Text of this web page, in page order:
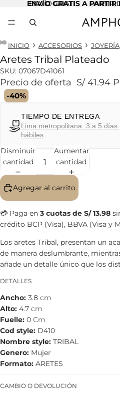
ENVÍO GRATIS A PARTIR
ENVÍO GRATIS A PARTIR
INICIO ACCESORIOS JOYERÍA
Abrir
imagen
a
pantalla
completa
Abrir
imagen
a
pantalla
completa
Abrir
imagen
a
pantalla
completa
Aretes Tribal Plateado
SKU: 07067D41061
Precio de oferta S/ 41.94
-40%
TIEMPO DE ENTREGA
Lima metropolitana: 3 a 5
hábiles
Disminuir
cantidad
Aumentar
cantidad
Agregar al carrito
💳 Paga en 3 cuotas de S/ 13.98
crédito BCP (Visa), BBVA (Visa y
Los aretes Tribal, presentan un
de manera deslumbrante,
añade un detalle único que los
DETALLES
Ancho 3.8 cm
Alto 4.7 cm
Fuelle 0 Cm
Cod style D410
Nombre style TRIBAL
Genero Mujer
Formato ARETES
CAMBIO O DEVOLUCIÓN